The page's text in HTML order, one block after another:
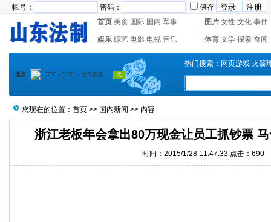
帐号： 密码：
保存
首页 美食 国际 国内 军事 图片 女性 文化 事件
娱乐 综艺 电影 电视 音乐 体育 文学 探索 奇闻
热门搜索： 网页游戏 火箭
您现在的位置： 首页 >> 国内新闻 >> 内容
浙江老板年会拿出80万现金让员工抓钞票
时间：2015/1/28 11:47:33 点击： 690